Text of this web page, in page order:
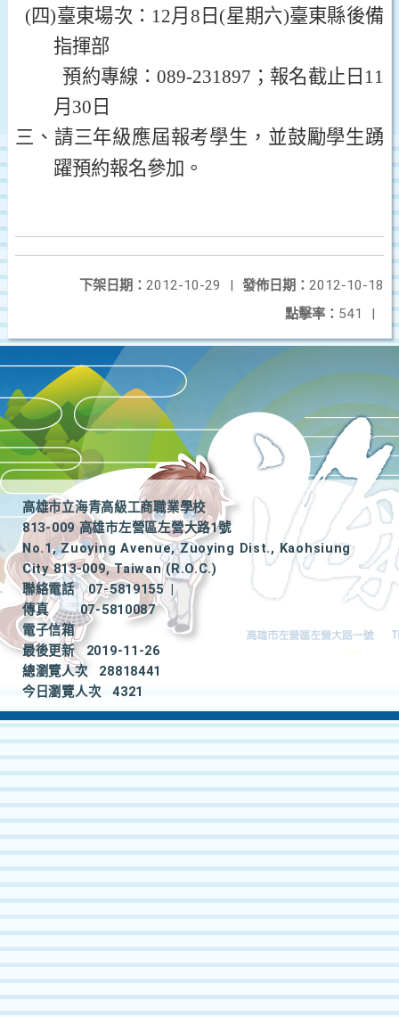
(四)臺東場次： 12月 8 日 (星期六)臺東縣後備
指揮部
預約專線：089-231897 ；報名截止日 11
月 30 日
三、請三年級應屆報考學生，並鼓勵學生踴
躍預約報名參加。
發佈日期： 2012-10-18
下架日期： 2012-10-29
|
點擊率： 541 |
高雄市立海青高級工商職業學校
813-009 高雄市左營區左營大路1號
No.1, Zuoying Avenue, Zuoying Dist., Kaohsiung
City 813-009, Taiwan (R.O.C.)
聯絡電話
07-5819155
|
傳真
07-5810087
電子信箱
最後更新
2019-11-26
總瀏覽人次
28818441
今日瀏覽人次
4321